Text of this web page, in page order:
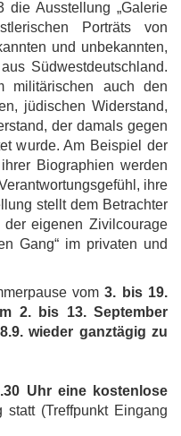
die Ausstellung „Galerie
Porträts von
und unbekannten,
Südwestdeutschland.
militärischen auch den
jüdischen Widerstand,
der damals gegen
wurde. Am Beispiel der
Biographien werden
ihre
stellt dem Betrachter
eigenen Zivilcourage
Gang“ im privaten und
vom3. bis 19.
2. bis 13. September
wieder ganztägig zu
Uhr eine kostenlose
(Treffpunkt Eingang